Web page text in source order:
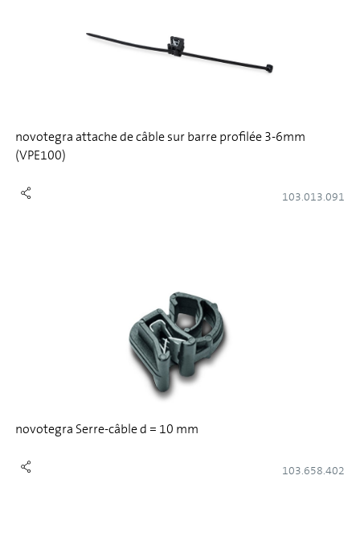
novotegra attache de câble sur barre profilée 3-6mm
(VPE100)
103.013.091
novotegra Serre-câble d = 10 mm
103.658.402